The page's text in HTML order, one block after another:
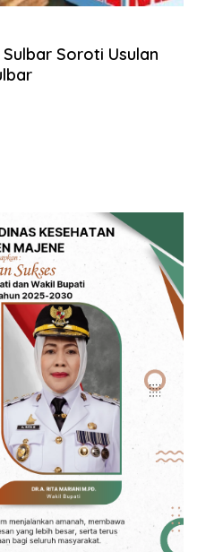
Sulbar Soroti Usulan